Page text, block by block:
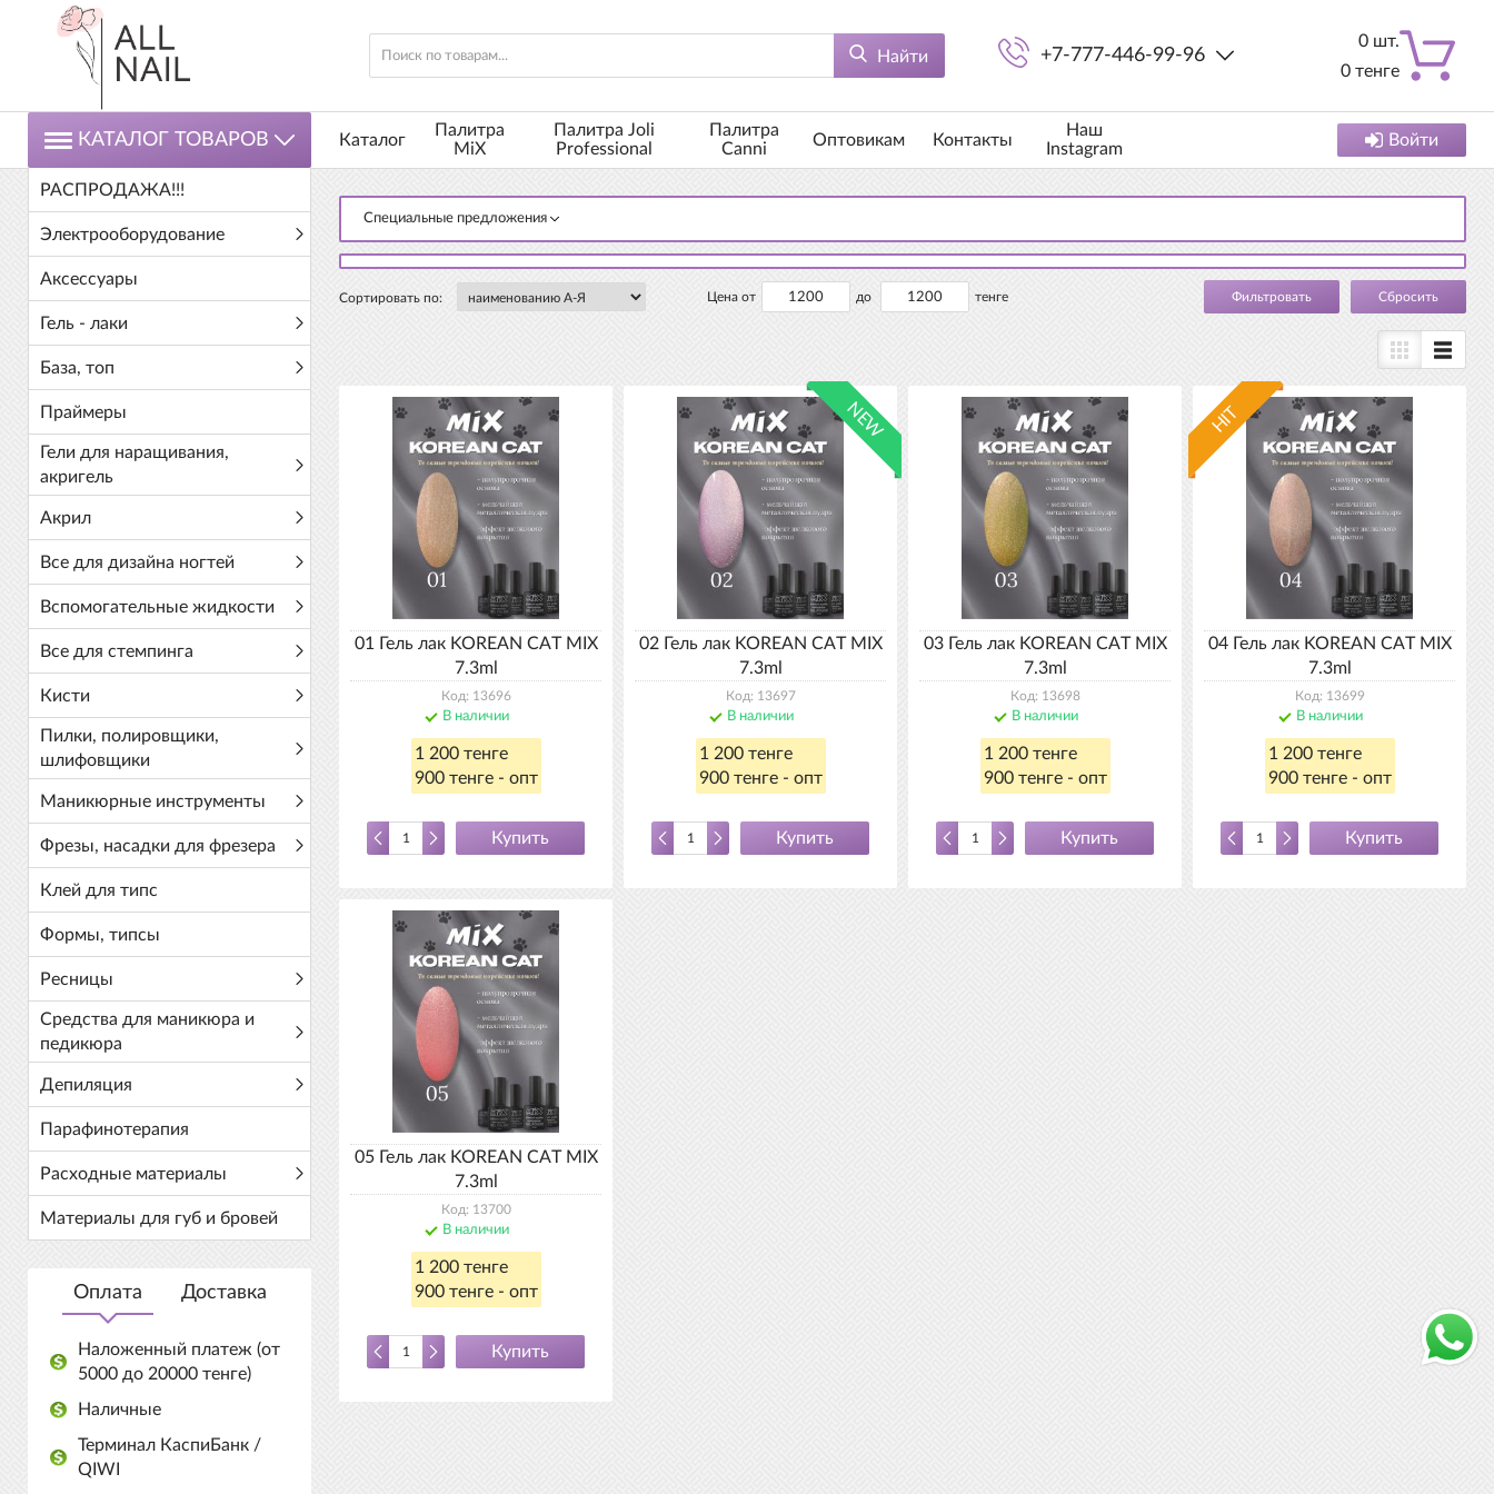
Найти +7-777-446-99-96
0 шт.
0 тенге
КАТАЛОГ ТОВАРОВ
РАСПРОДАЖА!!!
Электрооборудование
Аксессуары
Гель - лаки
База, топ
Праймеры
Гели для наращивания,
акригель
Акрил
Все для дизайна ногтей
Вспомогательные жидкости
Все для стемпинга
Кисти
Пилки, полировщики,
шлифовщики
Маникюрные инструменты
Фрезы, насадки для фрезера
Клей для типс
Формы, типсы
Ресницы
Средства для маникюра и
педикюра
Депиляция
Парафинотерапия
Расходные материалы
Материалы для губ и бровей
Оплата Доставка
Наложенный платеж (от
5000 до 20000 тенге)
Наличные
Терминал КаспиБанк /
QIWI
Каталог
Палитра
MiX
Палитра Joli
Professional
Палитра
Canni
Оптовикам Контакты
Наш
Instagram
Войти
Сортировать по: Цена от до тенге
Специальные предложения
Cбросить
01 Гель лак KOREAN CAT MIX
7.3ml
Код: 13696
В наличии
1 200 тенге
900 тенге - опт
Купить
NEW
02 Гель лак KOREAN CAT MIX
7.3ml
Код: 13697
В наличии
1 200 тенге
900 тенге - опт
Купить
03 Гель лак KOREAN CAT MIX
7.3ml
Код: 13698
В наличии
1 200 тенге
900 тенге - опт
Купить
HIT
04 Гель лак KOREAN CAT MIX
7.3ml
Код: 13699
В наличии
1 200 тенге
900 тенге - опт
Купить
05 Гель лак KOREAN CAT MIX
7.3ml
Код: 13700
В наличии
1 200 тенге
900 тенге - опт
Купить